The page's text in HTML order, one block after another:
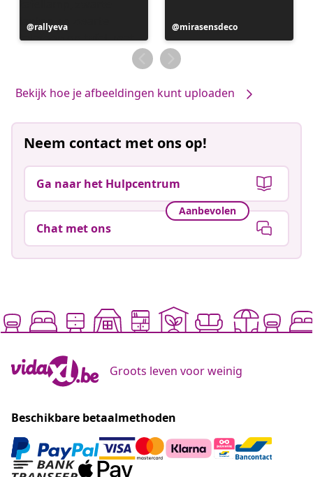
Bericht
gepubliceerd
rallyeva
Bericht
gepubliceerd
door
mirasensdeco
Bekijk hoe je afbeeldingen kunt uploaden
Neem contact met ons op!
Ga naar het Hulpcentrum
Aanbevolen
Chat met ons
Groots leven voor weinig
Beschikbare betaalmethoden